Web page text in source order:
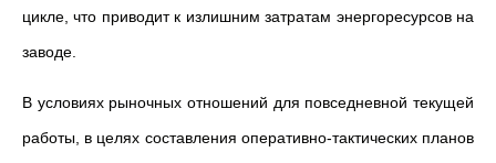
цикле, что приводит к излишним затратам энергоресурсов на
заводе.
В условиях рыночных отношений для повседневной теку­щей
работы, в целях составления оперативно-тактических планов